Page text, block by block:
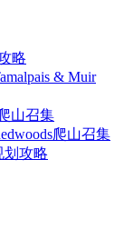
略
& Muir
山召集
爬山召集
划攻略